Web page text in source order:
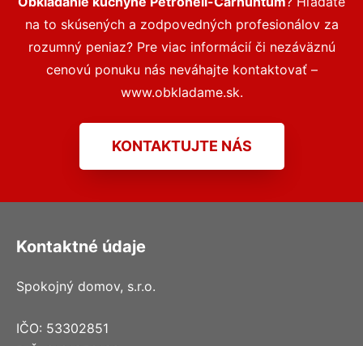
na to skúsených a zodpovedných profesionálov za
rozumný peniaz? Pre viac informácií či nezáväznú
cenovú ponuku nás neváhajte kontaktovať –
www.obkladame.sk.
KONTAKTUJTE NÁS
Kontaktné údaje
Spokojný domov, s.r.o.
IČO: 53302851